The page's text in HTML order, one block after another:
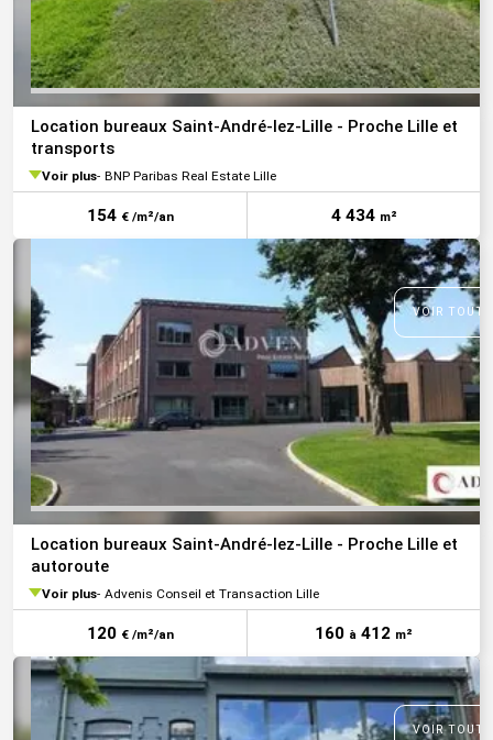
Location bureaux Saint-André-lez-Lille - Proche Lille et
transports
Voir plus BNP Paribas Real Estate Lille
154 € /m²/an 4 434 m²
VOIR
Location bureaux Saint-André-lez-Lille - Proche Lille et
autoroute
Voir plus Advenis Conseil et Transaction Lille
120 € /m²/an 160 à 412 m²
VOIR